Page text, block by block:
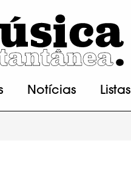
Notícias Listas